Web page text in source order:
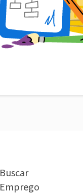
Buscar
Emprego